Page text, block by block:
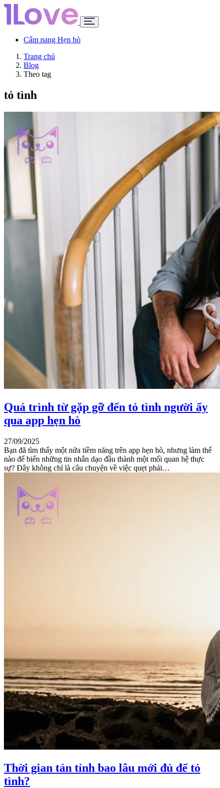
Cẩm nang Hẹn hò
Trang chủ
Blog
Theo tag
tỏ tình
Quá trình từ gặp gỡ đến tỏ tình người ấy
qua app hẹn hò
27/09/2025
Bạn đã tìm thấy một nửa tiềm năng trên app hẹn hò, nhưng làm thế
nào để biến những tin nhắn dạo đầu thành một mối quan hệ thực
sự? Đây không chỉ là câu chuyện về việc quẹt phải…
Thời gian tán tỉnh bao lâu mới đủ để tỏ
tình?